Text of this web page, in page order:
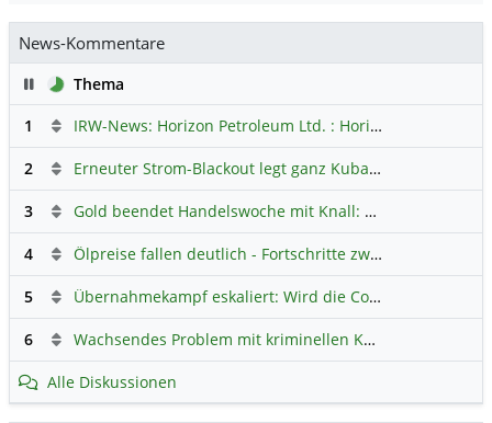
News-Kommentare
PauseThema
1
IRW-News: Horizon Petroleum Ltd. : Horizon Petroleum beginnt mit der Testförderung im Projekt Lachowice in Polen und schließt die Platzierung einer überzeichneten Wandelanleihe ab
2 Erneuter Strom-Blackout legt ganz Kuba lahm
3 Gold beendet Handelswoche mit Knall: Barrick Mining – Ist diese Aktie wieder ein Kauf?
4 Ölpreise fallen deutlich - Fortschritte zwischen USA und Iran belasten
5 Übernahmekampf eskaliert: Wird die Commerzbank italienisch?
6 Wachsendes Problem mit kriminellen Kunden im Online-Handel
Alle Diskussionen